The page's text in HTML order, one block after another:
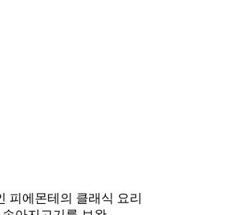
피에몬테의 클래식 요리